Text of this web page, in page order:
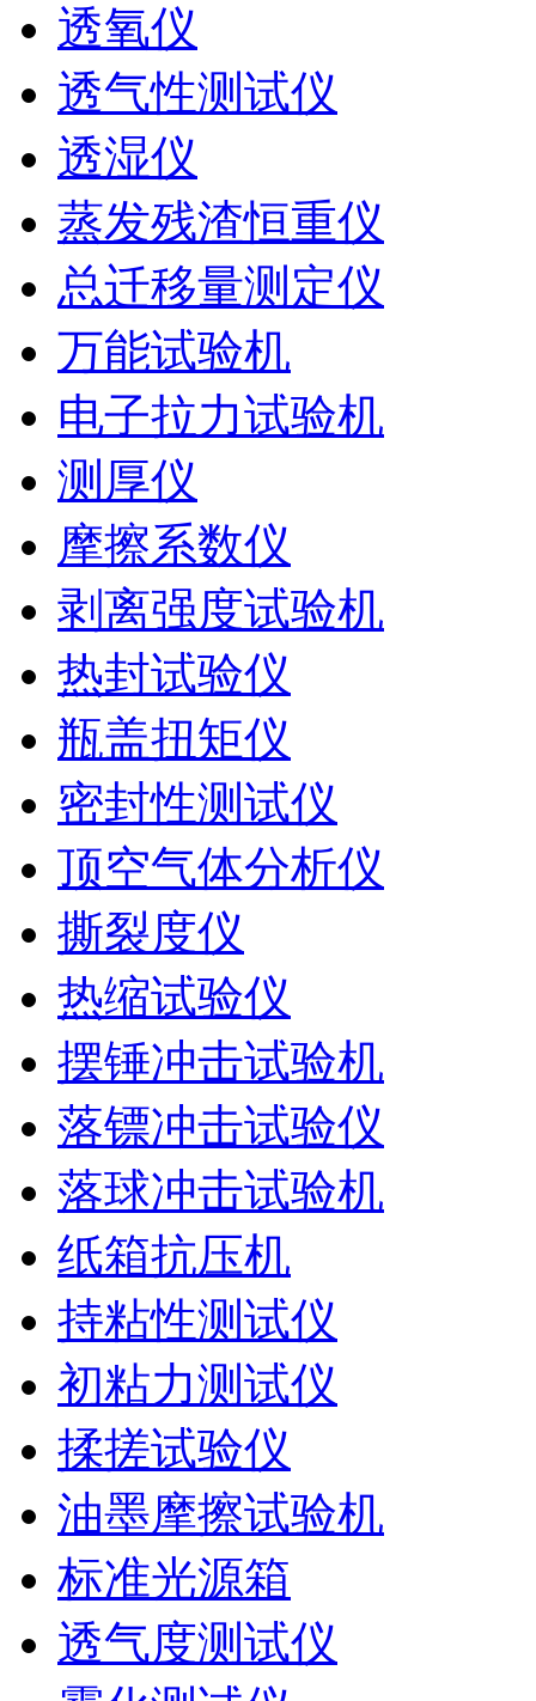
透氧仪
透气性测试仪
透湿仪
蒸发残渣恒重仪
总迁移量测定仪
万能试验机
电子拉力试验机
测厚仪
摩擦系数仪
剥离强度试验机
热封试验仪
瓶盖扭矩仪
密封性测试仪
顶空气体分析仪
撕裂度仪
热缩试验仪
摆锤冲击试验机
落镖冲击试验仪
落球冲击试验机
纸箱抗压机
持粘性测试仪
初粘力测试仪
揉搓试验仪
油墨摩擦试验机
标准光源箱
透气度测试仪